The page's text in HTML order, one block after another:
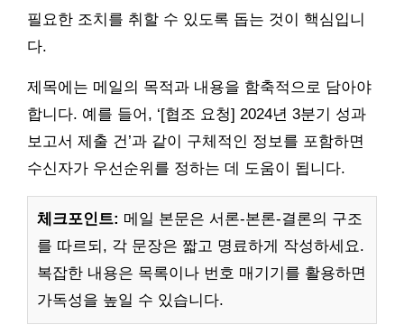
필요한 조치를 취할 수 있도록 돕는 것이 핵심입니
다.
제목에는 메일의 목적과 내용을 함축적으로 담아야
합니다. 예를 들어, ‘[협조 요청] 2024년 3분기 성과
보고서 제출 건’과 같이 구체적인 정보를 포함하면
수신자가 우선순위를 정하는 데 도움이 됩니다.
체크포인트: 메일 본문은 서론-본론-결론의 구조
를 따르되, 각 문장은 짧고 명료하게 작성하세요.
복잡한 내용은 목록이나 번호 매기기를 활용하면
가독성을 높일 수 있습니다.